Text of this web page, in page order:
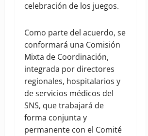
celebración de los juegos.
Como parte del acuerdo, se
conformará una Comisión
Mixta de Coordinación,
integrada por directores
regionales, hospitalarios y
de servicios médicos del
SNS, que trabajará de
forma conjunta y
permanente con el Comité